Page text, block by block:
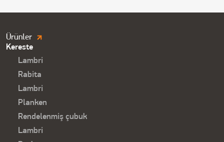
Продукция.
Футер
Ürünler
Kereste
Lambri
Rabita
Lambri
Planken
Rendelenmiş çubuk
Lambri